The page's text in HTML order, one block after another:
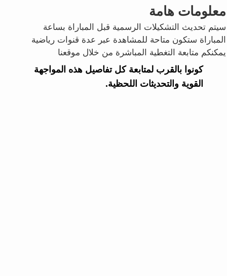
معلومات هامة
سيتم تحديث التشكيلات الرسمية قبل المباراة بساعة
المباراة ستكون متاحة للمشاهدة عبر عدة قنوات رياضية
يمكنكم متابعة التغطية المباشرة من خلال موقعنا
كونوا بالقرب لمتابعة كل تفاصيل هذه المواجهة
القوية والتحديثات اللحظية.